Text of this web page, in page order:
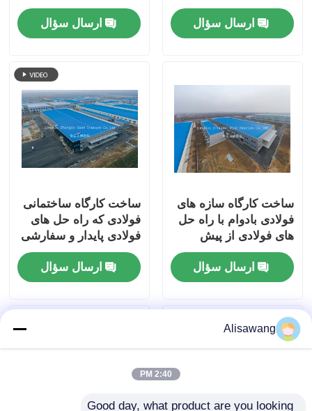
برای موفقیت پروژه های
صنعتی
ارسال سؤال
طراحی های فولادی را
برای استفاده پایدار و
صنعتی از فضای صنعتی
ارسال سؤال
ساخت کارگاه سازه های
فولادی بادوام با راه حل
های فولادی از پیش
مهندسی شده قابل
تنظیم برای به حداکثر
رساندن کارایی فضای
ارسال سؤال
ساخت کارگاه ساختمانی
فولادی که راه حل های
فولادی پایدار و سفارشی
را برای بهینه سازی
فضای صنعتی ارائه می
دهد
ارسال سؤال
Alisawang
2:40 PM
Good day, what product are you looking